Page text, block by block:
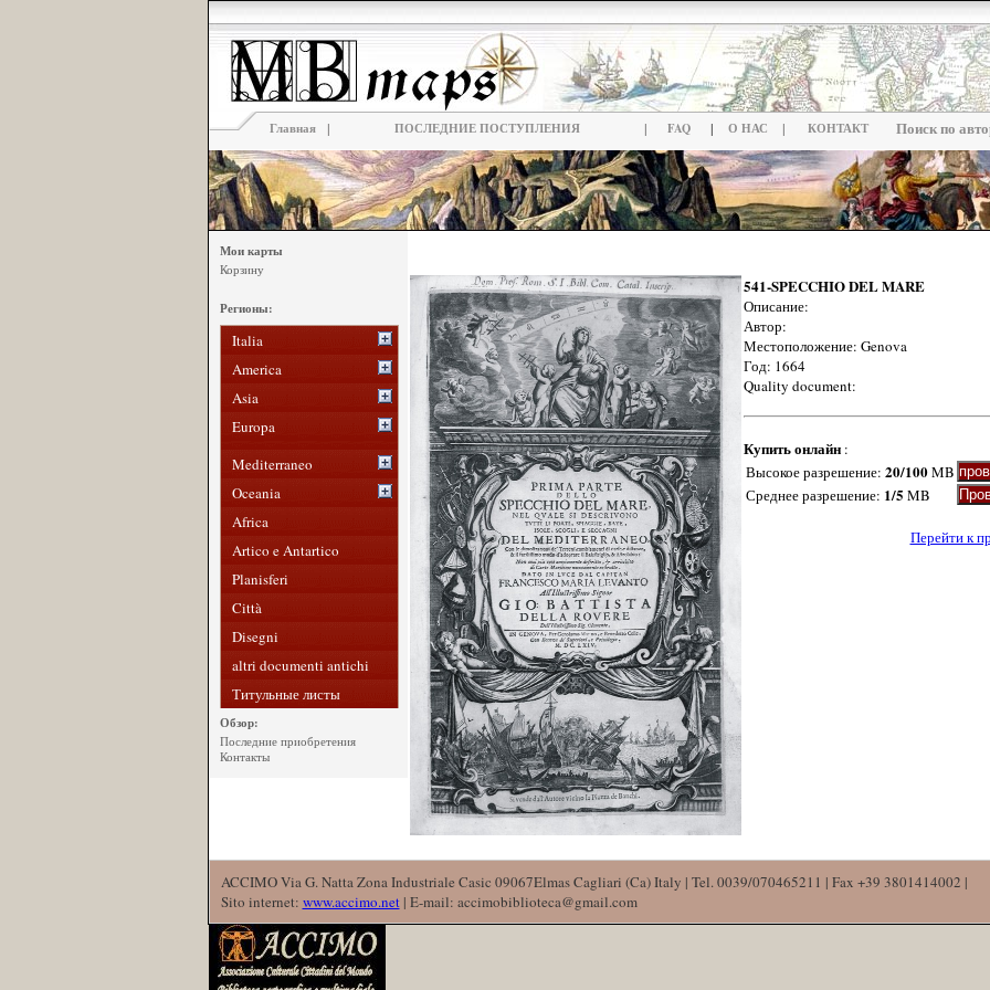
Главная | ПОСЛЕДНИЕ ПОСТУПЛЕНИЯ | FAQ | О НАС | КОНТАКТ Поиск по
Мои карты
Корзину
Регионы:
Italia
America
Asia
Europa
Mediterraneo
Oceania
Africa
Artico e Antartico
Planisferi
Città
Disegni
altri documenti antichi
Титульные листы
Обзор:
Последние приобретения
Контакты
541-SPECCHIO DEL MARE
Описание:
Автор:
Местоположение: Genova
Год: 1664
Quality document:
Купить онлайн:
Высокое разрешение: 20/100MB
Среднее разрешение: 1/5 MB
Перейти к
ACCIMO Via G. Natta Zona Industriale Casic 09067Elmas Cagliari (Ca) Italy | Tel. 0039/070465211 | Fax +39 3801414002 |
Sito internet: www.accimo.net| E-mail: accimobiblioteca@gmail.com